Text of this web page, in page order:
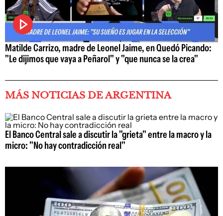
Matilde Carrizo, madre de Leonel Jaime, en Quedó Picando:
"Le dijimos que vaya a Peñarol" y "que nunca se la crea"
MÁS NOTICIAS DE ARGENTINA
El Banco Central sale a discutir la "grieta" entre la macro y la
micro: "No hay contradicción real"